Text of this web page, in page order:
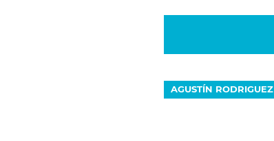
AGUSTÍN RODRIGUEZ